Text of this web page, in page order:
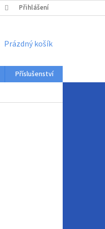
Přihlášení
NÁKUPNÍ
Prázdný košík
Příslušenství